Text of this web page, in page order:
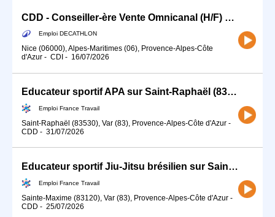
CDD - Conseiller-ère Vente Omnicanal (H/F) sports d'eau
Emploi DECATHLON
Nice (06000), Alpes-Maritimes (06), Provence-Alpes-Côte
d'Azur - CDI - 16/07/2026
Educateur sportif APA sur Saint-Raphaël (83) (H/F)
Emploi France Travail
Saint-Raphaël (83530), Var (83), Provence-Alpes-Côte d'Azur -
CDD - 31/07/2026
Educateur sportif Jiu-Jitsu brésilien sur Sainte-Maxime (83) (H/F)
Emploi France Travail
Sainte-Maxime (83120), Var (83), Provence-Alpes-Côte d'Azur -
CDD - 25/07/2026